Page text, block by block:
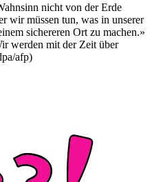
nicht von der Erde
wir müssen tun, was in unserer
sichereren Ort zu machen.»
werden mit der Zeit über
afp)